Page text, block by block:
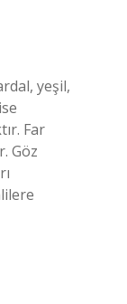
yeşil,
Far
Göz